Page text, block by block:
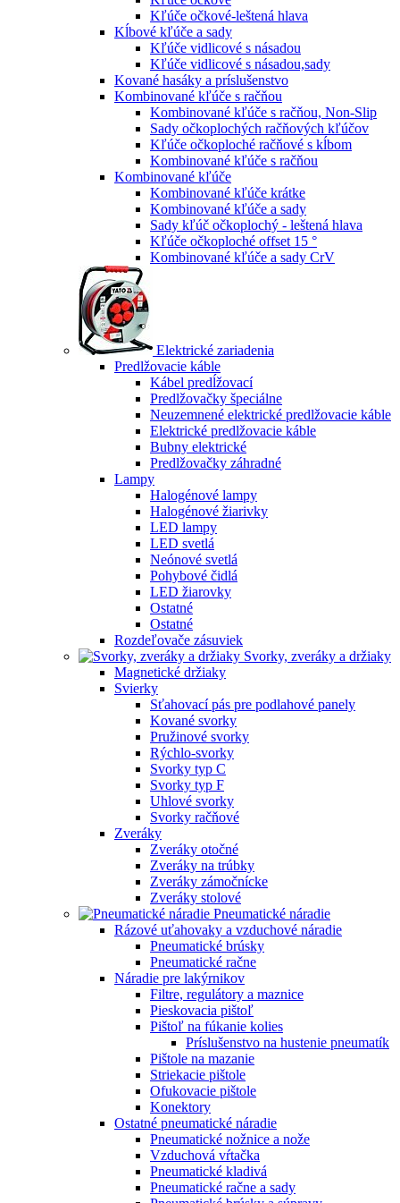
Kľúče očkové-leštená hlava
Kĺbové kľúče a sady
Kľúče vidlicové s násadou
Kľúče vidlicové s násadou,sady
Kované hasáky a príslušenstvo
Kombinované kľúče s račňou
Kombinované kľúče s račňou, Non-Slip
Sady očkoplochých račňových kľúčov
Kľúče očkoploché račňové s kĺbom
Kombinované kľúče s račňou
Kombinované kľúče
Kombinované kľúče krátke
Kombinované kľúče a sady
Sady kľúč očkoplochý - leštená hlava
Kľúče očkoploché offset 15 °
Kombinované kľúče a sady CrV
Elektrické zariadenia
Predlžovacie káble
Kábel predĺžovací
Predlžovačky špeciálne
Neuzemnené elektrické predlžovacie káble
Elektrické predlžovacie káble
Bubny elektrické
Predlžovačky záhradné
Lampy
Halogénové lampy
Halogénové žiarivky
LED lampy
LED svetlá
Neónové svetlá
Pohybové čidlá
LED žiarovky
Ostatné
Ostatné
Rozdeľovače zásuviek
Svorky, zveráky a držiaky
Magnetické držiaky
Svierky
Sťahovací pás pre podlahové panely
Kované svorky
Pružinové svorky
Rýchlo-svorky
Svorky typ C
Svorky typ F
Uhlové svorky
Svorky račňové
Zveráky
Zveráky otočné
Zveráky na trúbky
Zveráky zámočnícke
Zveráky stolové
Pneumatické náradie
Rázové uťahovaky a vzduchové náradie
Pneumatické brúsky
Pneumatické račne
Náradie pre lakýrnikov
Filtre, regulátory a maznice
Pieskovacia pištoľ
Pištoľ na fúkanie kolies
Príslušenstvo na hustenie pneumatík
Pištole na mazanie
Striekacie pištole
Ofukovacie pištole
Konektory
Ostatné pneumatické náradie
Pneumatické nožnice a nože
Vzduchová vŕtačka
Pneumatické kladivá
Pneumatické račne a sady